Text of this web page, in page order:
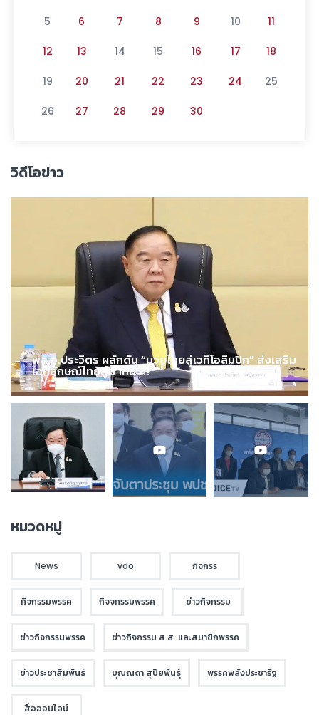
5 6 7 8 9 10 11
12 13 14 15 16 17 18
19 20 21 22 23 24 25
26 27 28 29 30
วิดีโอข่าว
พล.อ.ประวิตร ผลักดัน “มวยไทยสู่เวทีโอลิมปิก” ส่งเสริม
เอกลักษณ์ไทยสู่สากล !!!
หมวดหมู่
News vdo กิจกรร
กิจกรรมพรรค กิจจกรรมพรรค ข่าวกิจกรรม
ข่าวกิจกรรมพรรค ข่าวกิจกรรม ส.ส. และสมาชิกพรรค
ข่าวประชาสัมพันธ์ บุณณดา สุปิยพันธุ์ พรรคพลังประชารัฐ
สื่อออนไลน์